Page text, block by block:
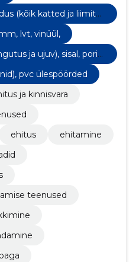
(kõik katted ja liimitav
pvc, linoleum, kork, kumm, lvt, vinüül,
ja ujuv), sisal, pori
pvc ülespöörded
ja kinnisvara
ehitus
ehitamine
teenused
pumbaga